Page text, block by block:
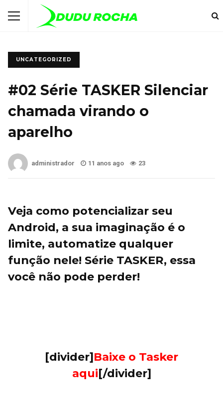
UNCATEGORIZED
#02 Série TASKER Silenciar
chamada virando o
aparelho
administrador 11 anos ago 23
Veja como potencializar seu
Android, a sua imaginação é o
limite, automatize qualquer
função nele! Série TASKER, essa
você não pode perder!
[divider]Baixe o Tasker
aqui[/divider]